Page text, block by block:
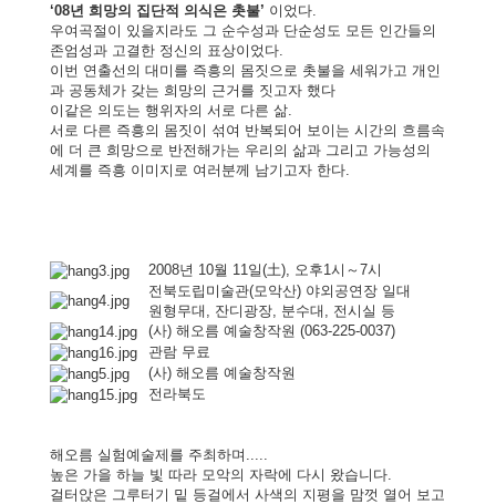
‘08년 희망의 집단적 의식은 촛불’ 이었다.
우여곡절이 있을지라도 그 순수성과 단순성도 모든 인간들의
존엄성과 고결한 정신의 표상이었다.
이번 연출선의 대미를 즉흥의 몸짓으로 촛불을 세워가고 개인
과 공동체가 갖는 희망의 근거를 짓고자 했다
이같은 의도는 행위자의 서로 다른 삶.
서로 다른 즉흥의 몸짓이 섞여 반복되어 보이는 시간의 흐름속
에 더 큰 희망으로 반전해가는 우리의 삶과 그리고 가능성의
세계를 즉흥 이미지로 여러분께 남기고자 한다.
2008년 10월 11일(土), 오후1시～7시
전북도립미술관(모악산) 야외공연장 일대
원형무대, 잔디광장, 분수대, 전시실 등
(사) 해오름 예술창작원 (063-225-0037)
관람 무료
(사) 해오름 예술창작원
전라북도
해오름 실험예술제를 주최하며.....
높은 가을 하늘 빛 따라 모악의 자락에 다시 왔습니다.
걸터앉은 그루터기 밑 등걸에서 사색의 지평을 맘껏 열어 보고